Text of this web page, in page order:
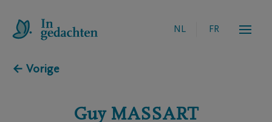
NL FR
← Vorige
Guy MASSART